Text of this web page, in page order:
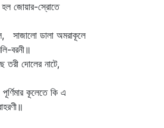
হল জোয়ার-স্রোতে
ডালা অমরাকূলে
তরী দোলের নাটে,
কূলেতে কি এ